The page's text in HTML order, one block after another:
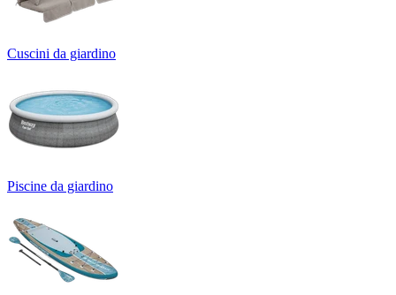
Cuscini da giardino
Piscine da giardino